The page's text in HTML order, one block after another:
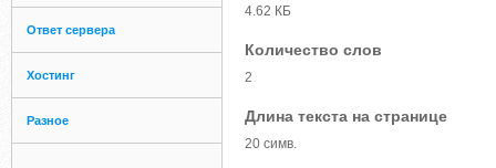
Ответ сервера
Хостинг
Разное
4.62 КБ
Количество слов
2
Длина текста на странице
20 симв.